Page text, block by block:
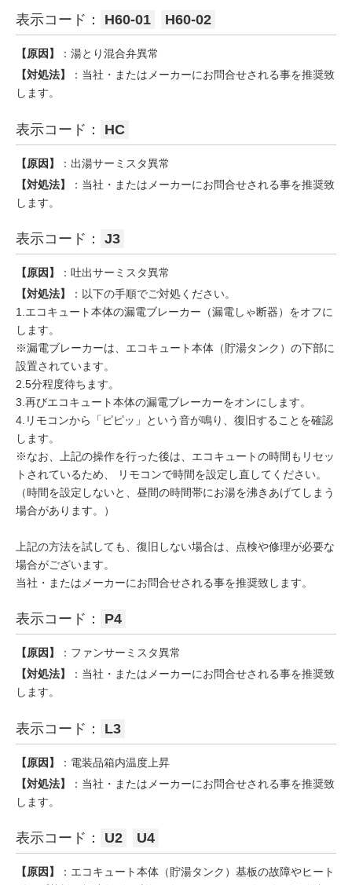
表示コード： H60-01 H60-02
【原因】
：湯とり混合弁異常
【対処法】
：当社・またはメーカーにお問合せされる事を推奨致
します。
表示コード： HC
【原因】
：出湯サーミスタ異常
【対処法】
：当社・またはメーカーにお問合せされる事を推奨致
します。
表示コード： J3
【原因】
：吐出サーミスタ異常
【対処法】
：以下の手順でご対処ください。
1.エコキュート本体の漏電ブレーカー（漏電しゃ断器）をオフに
します。
※漏電ブレーカーは、エコキュート本体（貯湯タンク）の下部に
設置されています。
2.5分程度待ちます。
3.再びエコキュート本体の漏電ブレーカーをオンにします。
4.リモコンから「ピピッ」という音が鳴り、復旧することを確認
します。
※なお、上記の操作を行った後は、エコキュートの時間もリセッ
トされているため、 リモコンで時間を設定し直してください。
（時間を設定しないと、昼間の時間帯にお湯を沸きあげてしまう
場合があります。）
上記の方法を試しても、復旧しない場合は、点検や修理が必要な
場合がございます。
当社・またはメーカーにお問合せされる事を推奨致します。
表示コード： P4
【原因】
：ファンサーミスタ異常
【対処法】
：当社・またはメーカーにお問合せされる事を推奨致
します。
表示コード： L3
【原因】
：電装品箱内温度上昇
【対処法】
：当社・またはメーカーにお問合せされる事を推奨致
します。
表示コード： U2 U4
【原因】
：エコキュート本体（貯湯タンク）基板の故障やヒート